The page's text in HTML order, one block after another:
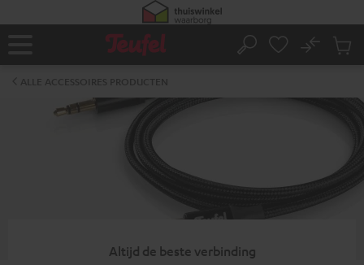
Home
Zoeken
No
Altijd de beste verbinding